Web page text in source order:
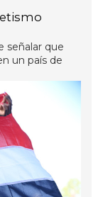
señalar que
un país de